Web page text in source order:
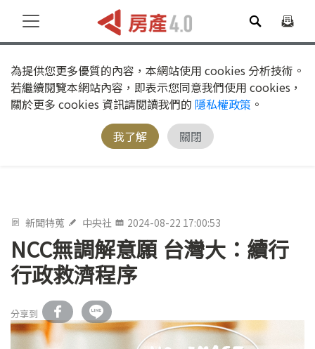
為提供您更多優質的內容，本網站使用 cookies 分析技術。
若繼續閱覽本網站內容，即表示您同意我們使用 cookies，
關於更多 cookies 資訊請閱讀我們的 隱私權政策 。
我了解
關閉
新聞特蒐 中央社 2024-08-22 17:00:53
NCC無調解意願 台灣大：續行
行政救濟程序
分享到